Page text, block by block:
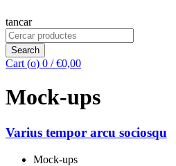
tancar
Search
for:
Search
Cart (o) 0 / €0,00
Mock-ups
Varius tempor arcu sociosqu
Mock-ups